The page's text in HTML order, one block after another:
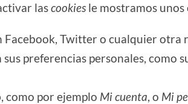
lascookies le mostramos unos
Twitter o cualquier otra
preferencias personales, como
como por ejemplo Mi cuenta, o Mi